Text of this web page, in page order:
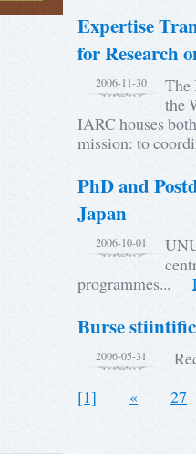
Expertise
for Research
2006-11-30
The
the
IARC houses
mission: to
PhD and
Japan
2006-10-01
programmes...
Burse
2006-05-31
[1]
« 27